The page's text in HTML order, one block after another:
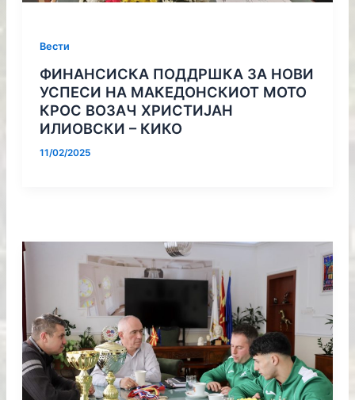
Вести
ФИНАНСИСКА ПОДДРШКА ЗА НОВИ
УСПЕСИ НА МАКЕДОНСКИОТ МОТО
КРОС ВОЗАЧ ХРИСТИЈАН
ИЛИОВСКИ – КИКО
11/02/2025